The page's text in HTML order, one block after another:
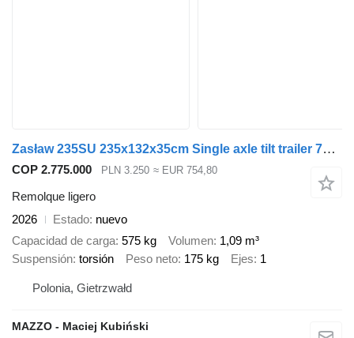
Zasław 235SU 235x132x35cm Single axle tilt trailer 750kg
COP 2.775.000 PLN 3.250 ≈ EUR 754,80
Remolque ligero
2026
Estado nuevo
Capacidad de carga 575 kg Volumen 1,09 m³
Suspensión torsión Peso neto 175 kg Ejes 1
Polonia, Gietrzwałd
MAZZO - Maciej Kubiński